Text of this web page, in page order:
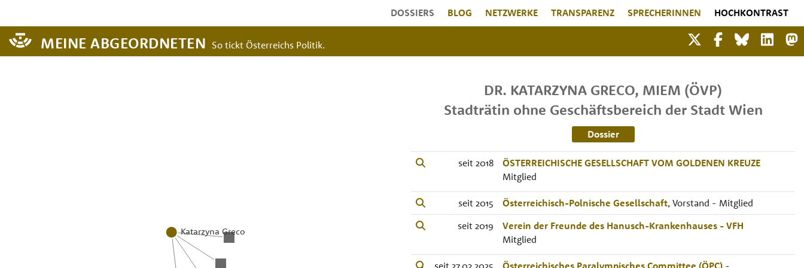
DOSSIERS BLOG NETZWERKE TRANSPARENZ SPRECHERINNEN HOCHKONTRAST
MEINE ABGEORDNETEN So tickt Österreichs Politik.
Katarzyna Greco
DR. KATARZYNA GRECO, MIEM (ÖVP)
Stadträtin ohne Geschäftsbereich der Stadt Wien
Dossier
seit 2018
ÖSTERREICHISCHE GESELLSCHAFT VOM GOLDENEN KREUZE
Mitglied
seit 2015 Österreichisch-Polnische Gesellschaft, Vorstand - Mitglied
seit 2019
Verein der Freunde des Hanusch-Krankenhauses - VFH
Mitglied
seit 27.02.2025 Österreichisches Paralympisches Committee (ÖPC)-